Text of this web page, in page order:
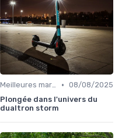
Meilleures marques et modèles • 08/08/2025
Plongée dans l'univers du
dualtron storm